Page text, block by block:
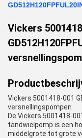
Vickers
Vickers 5001418-001
versnellingspompen
De Vickers 5001418-
tandwielpomp is een
middelgrote tot grote